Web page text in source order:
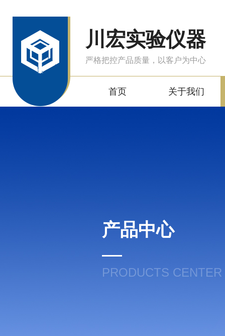
川宏实验仪器
严格把控产品质量，以客户为中心
首页 关于我们
产品中心
PRODUCTS CENTER